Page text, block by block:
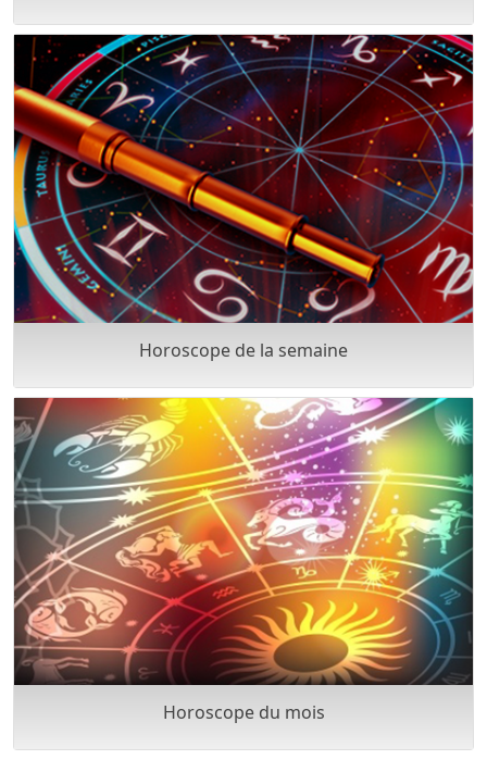
Horoscope de la semaine
Horoscope du mois